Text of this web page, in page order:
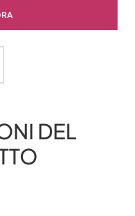
DEL